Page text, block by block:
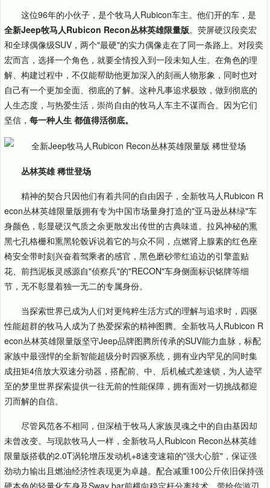
这位96年的小伙子，是个牧马人Rubicon车主。他们开的车，是
全新Jeep牧马人Rubicon Recon丛林英雄限量版。荧屏硬汉段奕宏
和全球偶像级SUV，两个"最硬"的实力偶像走在了同一条路上。对段奕
宏而言，选择一个角色，就要全情投入到一段未知人生。在角色的理
解、构建过程中，不仅能帮助他更加深入的刻画人物形象，同时也对
自己有一个更加全面、彻底的了解。这种凡事追求极致，做到彻底的
人生态度，与热爱生活，崇尚自由的牧马人车主不谋而合。因为它们
坚信， 每一种人生 都值得活彻底。
丛林英雄 稀世登场
精神的契合只因他们有着共同的自由因子，全新牧马人Rubicon R
econ丛林英雄限量版拥有专为中国市场量身打造的"亚马逊丛林绿"车
身颜色，彰显硬汉气质之余更散发出传世的古典味道。拉风神秘的熏
黑七孔格栅和熏黑轮毂诉说着它的与众不同，点燃肾上腺素的红色座
椅安全带时刻兴奋着驾乘者的感官，黑色磨砂带红追边的引擎盖贴
花、前挡泥板灵感源自"侦察兵"的"RECON"车身侧面标识铭牌等细
节，无不彰显着独一无二的专属身份。
当探索世界已成为人们对更纯粹生活方式的理解与追求时，四驱
性能超群的牧马人成为了热爱探索的精神图腾。全新牧马人Rubicon R
econ丛林英雄限量版坚守Jeep品牌图腾所传承的SUV能力血脉，标配
家族中最强悍的全新智能超级分时四驱系统，拥有业内罕见的同时集
成扭矩4倍放大双速分动器，搭配前、中、后机械式差速锁，为人迹罕
至的梦里世界探索提供一往无前的性能保障，拥有面对一切挑战都迎
刃而解的自信。
尽管风范各不相同，但深植于牧马人家族灵魂之中的自由基因却
未曾改变。与现款牧马人一样，全新牧马人Rubicon Recon丛林英雄
限量版搭载的2.0T涡轮增压发动机+8速变速箱的"强大心脏"，保证强
劲动力输出且燃油经济性表现更为卓越。配合减重100公斤依旧保持强
硬本色的轻量化车身及Sway bar前横向稳定杆分离技术，带给你游刃